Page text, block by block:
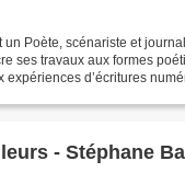
Poète, scénariste et
ses travaux aux formes
expériences d’écritures
- Stéphane